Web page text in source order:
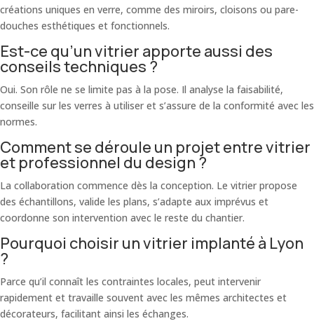
créations uniques en verre, comme des miroirs, cloisons ou pare-
douches esthétiques et fonctionnels.
Est-ce qu’un vitrier apporte aussi des
conseils techniques ?
Oui. Son rôle ne se limite pas à la pose. Il analyse la faisabilité,
conseille sur les verres à utiliser et s’assure de la conformité avec les
normes.
Comment se déroule un projet entre vitrier
et professionnel du design ?
La collaboration commence dès la conception. Le vitrier propose
des échantillons, valide les plans, s’adapte aux imprévus et
coordonne son intervention avec le reste du chantier.
Pourquoi choisir un vitrier implanté à Lyon
?
Parce qu’il connaît les contraintes locales, peut intervenir
rapidement et travaille souvent avec les mêmes architectes et
décorateurs, facilitant ainsi les échanges.